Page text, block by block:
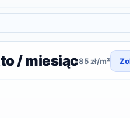
/ miesiąc85 zł/m²